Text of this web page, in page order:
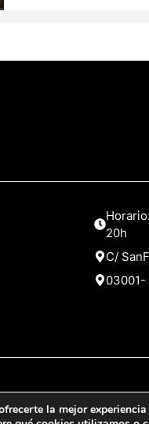
20h
C/
03001-
Diputación de Alicante
la mejor